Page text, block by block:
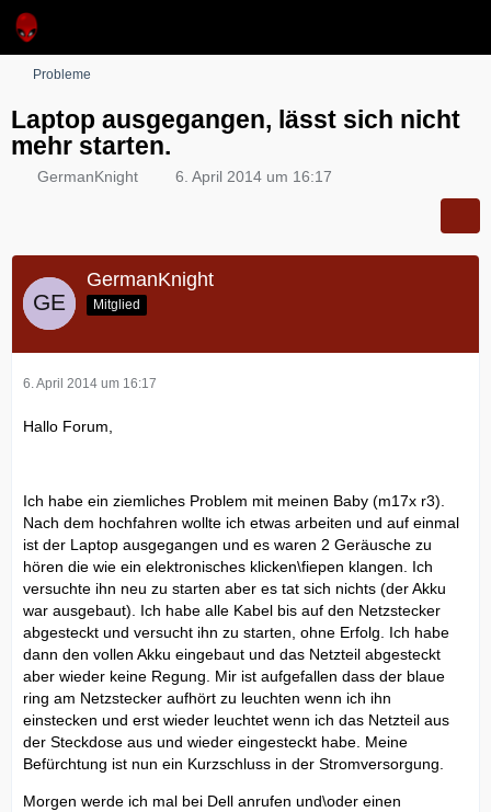
Probleme
Laptop ausgegangen, lässt sich nicht
mehr starten.
GermanKnight 6. April 2014 um 16:17
GermanKnight
Mitglied
6. April 2014 um 16:17
Hallo Forum,
Ich habe ein ziemliches Problem mit meinen Baby (m17x r3).
Nach dem hochfahren wollte ich etwas arbeiten und auf einmal
ist der Laptop ausgegangen und es waren 2 Geräusche zu
hören die wie ein elektronisches klicken\fiepen klangen. Ich
versuchte ihn neu zu starten aber es tat sich nichts (der Akku
war ausgebaut). Ich habe alle Kabel bis auf den Netzstecker
abgesteckt und versucht ihn zu starten, ohne Erfolg. Ich habe
dann den vollen Akku eingebaut und das Netzteil abgesteckt
aber wieder keine Regung. Mir ist aufgefallen dass der blaue
ring am Netzstecker aufhört zu leuchten wenn ich ihn
einstecken und erst wieder leuchtet wenn ich das Netzteil aus
der Steckdose aus und wieder eingesteckt habe. Meine
Befürchtung ist nun ein Kurzschluss in der Stromversorgung.
Morgen werde ich mal bei Dell anrufen und\oder einen